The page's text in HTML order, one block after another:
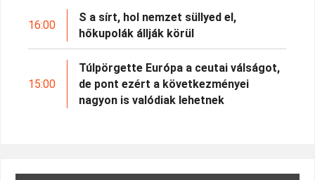
16:00
S a sírt, hol nemzet süllyed el,
hőkupolák állják körül
15:00
Túlpörgette Európa a ceutai válságot,
de pont ezért a következményei
nagyon is valódiak lehetnek